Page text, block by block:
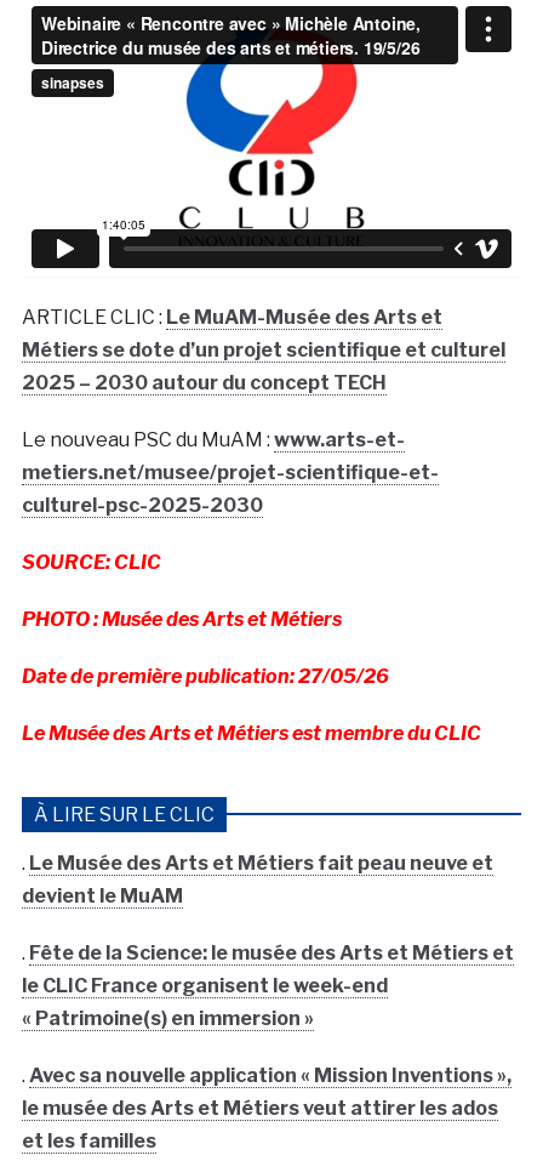
ARTICLE CLIC : Le MuAM-Musée des Arts et
Métiers se dote d’un projet scientifique et culturel
2025 – 2030 autour du concept TECH
Le nouveau PSC du MuAM : www.arts-et-
metiers.net/musee/projet-scientifique-et-
culturel-psc-2025-2030
SOURCE: CLIC
PHOTO : Musée des Arts et Métiers
Date de première publication: 27/05/26
Le Musée des Arts et Métiers est membre du CLIC
À LIRE SUR LE CLIC
. Le Musée des Arts et Métiers fait peau neuve et
devient le MuAM
. Fête de la Science: le musée des Arts et Métiers et
le CLIC France organisent le week-end
« Patrimoine(s) en immersion »
. Avec sa nouvelle application « Mission Inventions »,
le musée des Arts et Métiers veut attirer les ados
et les familles